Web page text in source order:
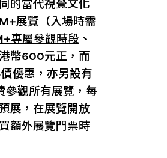
的當代視覺文化
展覽（入場時需
專屬參觀時段 、
幣600元正，而
優惠，亦另設有
參觀所有展覽，每
展，在展覽開放
額外展覽門票時